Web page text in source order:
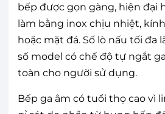
bếp được gọn gàng, hiện đại
làm bằng inox chịu nhiệt,
hoặc mặt đá. Số lò nấu tối đa
số model có chế độ tự ngắt
toàn cho người sử dụng.
Bếp ga âm có tuổi thọ cao vì